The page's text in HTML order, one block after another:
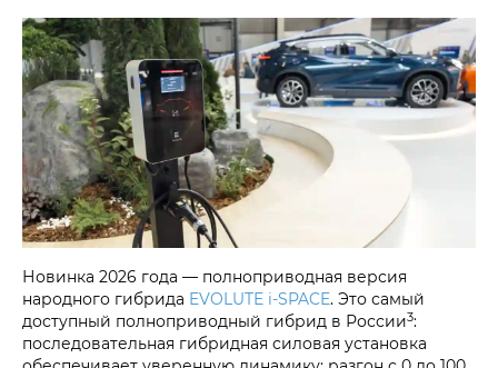
Новинка 2026 года — полноприводная версия
народного гибрида EVOLUTE i‑SPACE. Это самый
доступный полноприводный гибрид в России3:
последовательная гибридная силовая установка